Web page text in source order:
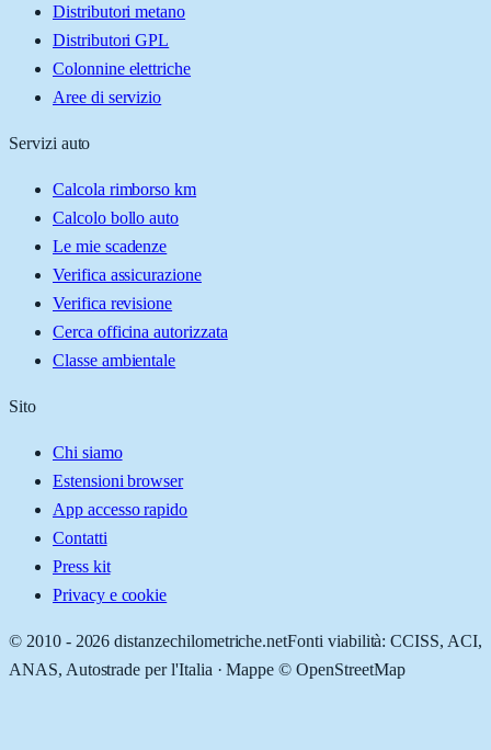
Distributori metano
Distributori GPL
Colonnine elettriche
Aree di servizio
Servizi auto
Calcola rimborso km
Calcolo bollo auto
Le mie scadenze
Verifica assicurazione
Verifica revisione
Cerca officina autorizzata
Classe ambientale
Sito
Chi siamo
Estensioni browser
App accesso rapido
Contatti
Press kit
Privacy e cookie
© 2010 - 2026 distanzechilometriche.netFonti viabilità: CCISS, ACI,
ANAS, Autostrade per l'Italia · Mappe © OpenStreetMap